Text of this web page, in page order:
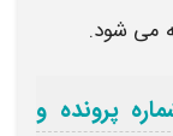
می شود.
پرونده و